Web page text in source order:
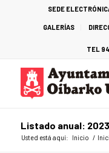
SEDE
GALERÍAS
TEL
Listado anual: 2023
Usted está aquí: Inicio /